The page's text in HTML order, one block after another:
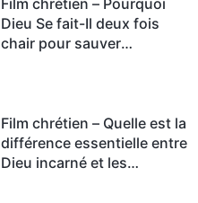
Dieu Se fait-Il deux fois
chair pour sauver
Film chrétien – Quelle est la
différence essentielle entre
Dieu incarné et les